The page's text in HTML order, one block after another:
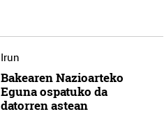
Irun
Bakearen Nazioarteko
Eguna ospatuko da
datorren astean